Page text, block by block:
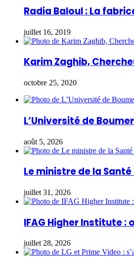
Radia Baloul : La
juillet 16, 2019
Karim Zaghib,
octobre 25, 2020
L’Université de
août 5, 2026
Le ministre de la
juillet 31, 2026
IFAG Higher Institute :
juillet 28, 2026